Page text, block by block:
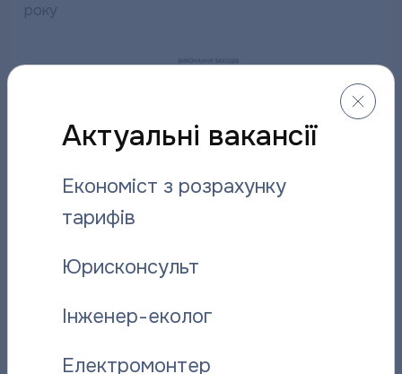
року
Актуальні вакансії
Економіст з розрахунку
тарифів
Юрисконсульт
Інженер-еколог
Електромонтер